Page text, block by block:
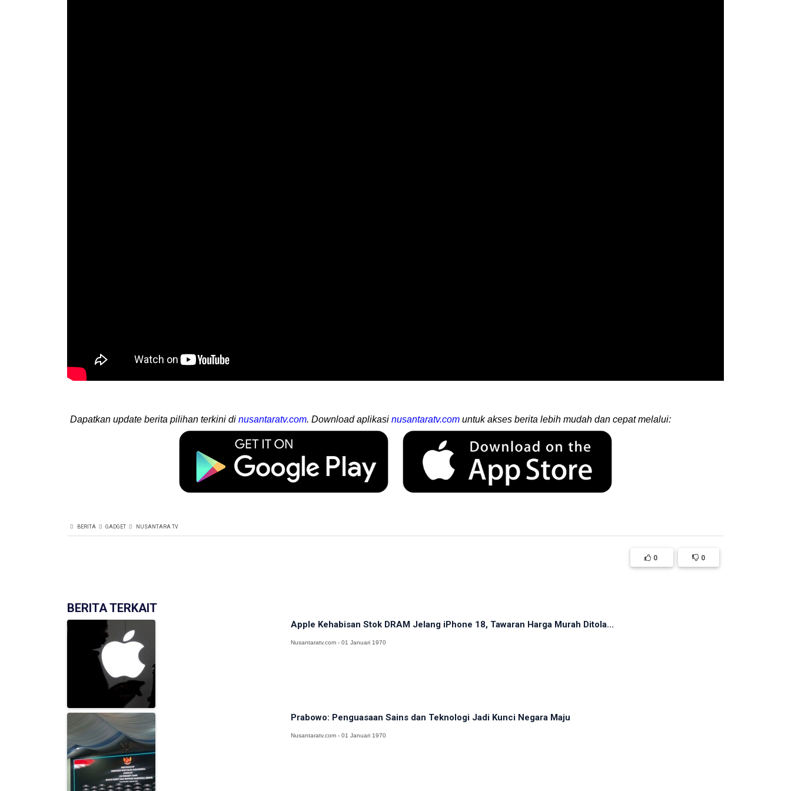
Dapatkan update berita pilihan terkini di nusantaratv.com. Download aplikasi nusantaratv.com untuk akses berita lebih mudah dan cepat melalui:
BERITA GADGET NUSANTARA TV
0 0
BERITA TERKAIT
Apple Kehabisan Stok DRAM Jelang iPhone 18, Tawaran Harga Murah Ditola...
Nusantaratv.com - 01 Januari 1970
Prabowo: Penguasaan Sains dan Teknologi Jadi Kunci Negara Maju
Nusantaratv.com - 01 Januari 1970